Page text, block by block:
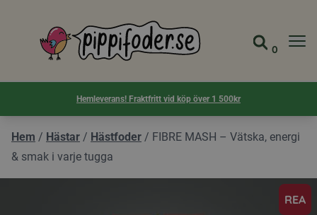
Pippifoder logotyp Gå till
Visa
0
Hemleverans! Fraktfritt vid köp över 1 500kr
Hem / Hästar / Hästfoder / FIBRE MASH – Vätska, energi
& smak i varje tugga
REA